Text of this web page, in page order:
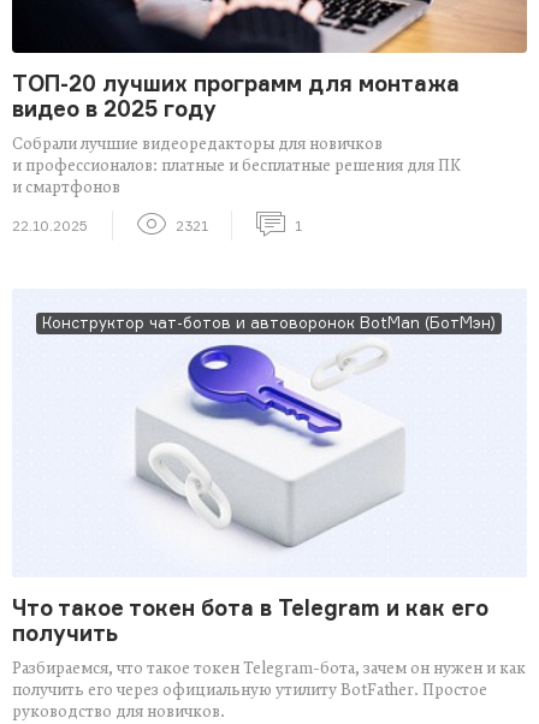
ТОП-20 лучших программ для монтажа
видео в 2025 году
Собрали лучшие видеоредакторы для новичков
и профессионалов: платные и бесплатные решения для ПК
и смартфонов
22.10.2025 2321 1
Конструктор чат-ботов и автоворонок BotMan (БотМэн)
Что такое токен бота в Telegram и как его
получить
Разбираемся, что такое токен Telegram-бота, зачем он нужен и как
получить его через официальную утилиту BotFather. Простое
руководство для новичков.